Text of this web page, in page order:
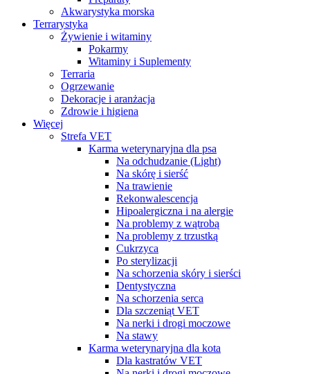
Akwarystyka morska
Terrarystyka
Żywienie i witaminy
Pokarmy
Witaminy i Suplementy
Terraria
Ogrzewanie
Dekoracje i aranżacja
Zdrowie i higiena
Więcej
Strefa VET
Karma weterynaryjna dla psa
Na odchudzanie (Light)
Na skórę i sierść
Na trawienie
Rekonwalescencja
Hipoalergiczna i na alergie
Na problemy z wątrobą
Na problemy z trzustką
Cukrzyca
Po sterylizacji
Na schorzenia skóry i sierści
Dentystyczna
Na schorzenia serca
Dla szczeniąt VET
Na nerki i drogi moczowe
Na stawy
Karma weterynaryjna dla kota
Dla kastratów VET